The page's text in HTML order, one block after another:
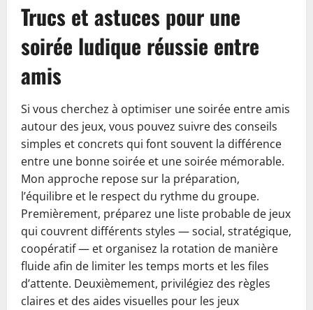
Trucs et astuces pour une
soirée ludique réussie entre
amis
Si vous cherchez à optimiser une soirée entre amis
autour des jeux, vous pouvez suivre des conseils
simples et concrets qui font souvent la différence
entre une bonne soirée et une soirée mémorable.
Mon approche repose sur la préparation,
l’équilibre et le respect du rythme du groupe.
Premièrement, préparez une liste probable de jeux
qui couvrent différents styles — social, stratégique,
coopératif — et organisez la rotation de manière
fluide afin de limiter les temps morts et les files
d’attente. Deuxièmement, privilégiez des règles
claires et des aides visuelles pour les jeux